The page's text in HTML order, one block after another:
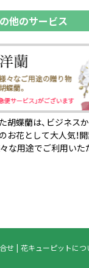
他のサービス
胡蝶蘭は、ビジネス
花として大人気！開
な用途でご利用いた
せ 花キューピットにつ